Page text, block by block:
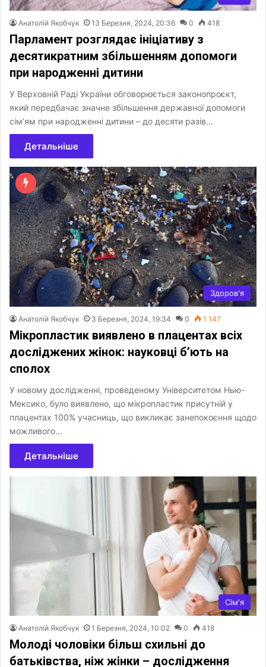
Анатолій Якобчук 13 Березня, 2024, 20:36 0 418
Парламент розглядає ініціативу з
десятикратним збільшенням допомоги
при народженні дитини
У Верховній Раді України обговорюється законопроєкт,
який передбачає значне збільшення державної допомоги
сім’ям при народженні дитини – до десяти разів…
Детальніше
Здоров'я
Анатолій Якобчук 3 Березня, 2024, 19:34 0 1 147
Мікропластик виявлено в плацентах всіх
досліджених жінок: науковці б’ють на
сполох
У новому дослідженні, проведеному Університетом Нью-
Мексико, було виявлено, що мікропластик присутній у
плацентах 100% учасниць, що викликає занепокоєння щодо
можливого…
Детальніше
Сім'я
Анатолій Якобчук 1 Березня, 2024, 10:02 0 418
Молоді чоловіки більш схильні до
батьківства, ніж жінки – дослідження